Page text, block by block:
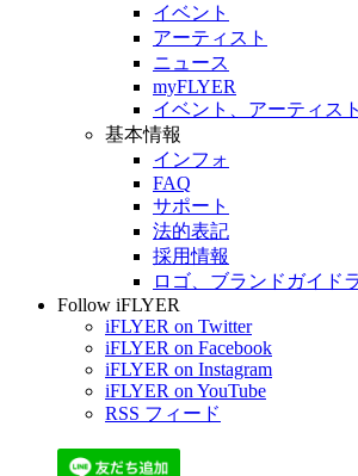
イベント
アーティスト
ニュース
myFLYER
イベント、アーティス
基本情報
インフォ
FAQ
サポート
法的表記
採用情報
ロゴ、ブランドガイド
Follow iFLYER
iFLYER on Twitter
iFLYER on Facebook
iFLYER on Instagram
iFLYER on YouTube
RSS フィード